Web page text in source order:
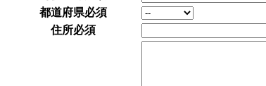
都道府県必須
住所必須